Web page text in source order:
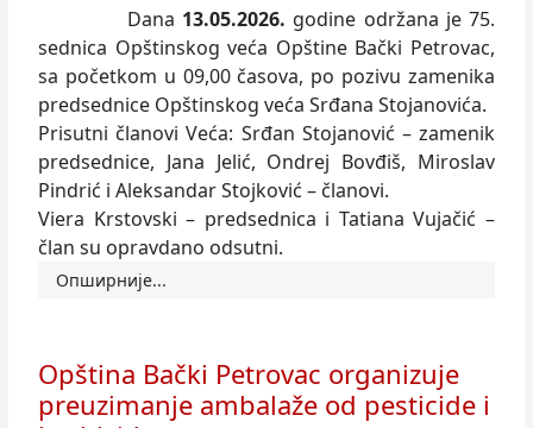
Dana 13.05.2026. godine održana je 75.
sednica Opštinskog veća Opštine Bački Petrovac,
sa početkom u 09,00 časova, po pozivu zamenika
predsednice Opštinskog veća Srđana Stojanovića.
Prisutni članovi Veća: Srđan Stojanović – zamenik
predsednice, Jana Jelić, Ondrej Bovđiš, Miroslav
Pindrić i Aleksandar Stojković – članovi.
Viera Krstovski – predsednica i Tatiana Vujačić –
član su opravdano odsutni.
Опширније...
Opština Bački Petrovac organizuje
preuzimanje ambalaže od pesticide i